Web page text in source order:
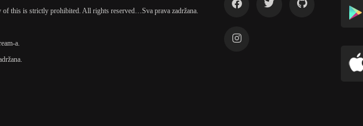
of this is strictly prohibited. All rights reserved…Sva prava zadržana.
a.